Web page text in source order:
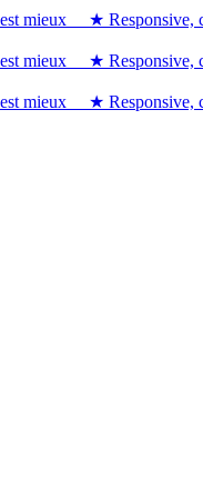
mieux ★ Responsive,
mieux ★ Responsive,
mieux ★ Responsive,